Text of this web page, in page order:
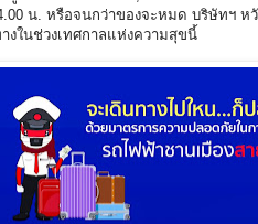
น. หรือจนกว่าของจะหมด บริษัทฯ
ในช่วงเทศกาลแห่งความสุขนี้